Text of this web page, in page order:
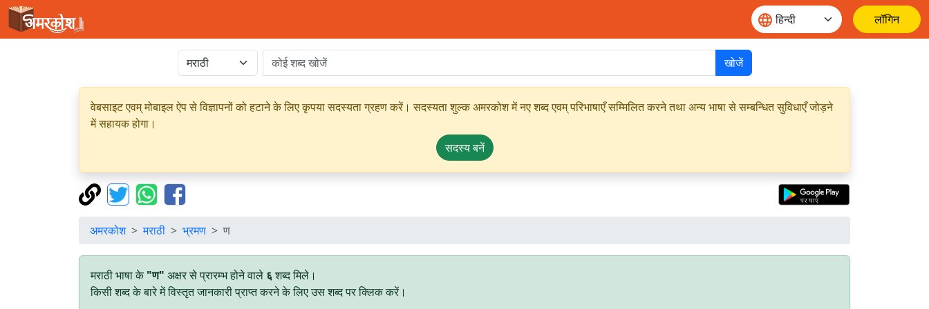
लॉगिन
खोजें
वेबसाइट एवम् मोबाइल ऐप से विज्ञापनों को हटाने के लिए कृपया सदस्यता ग्रहण करें। सदस्यता शुल्क अमरकोश में नए शब्द एवम् परिभाषाएँ सम्मिलित करने तथा अन्य भाषा से सम्बन्धित सुविधाएँ जोड़ने
में सहायक होगा।
सदस्य बनें
अमरकोश मराठी भ्रमण ण
मराठी भाषा के "ण" अक्षर से प्रारम्भ होने वाले ६शब्द मिले।
किसी शब्द के बारे में विस्तृत जानकारी प्राप्त करने के लिए उस शब्द पर क्लिक करें।